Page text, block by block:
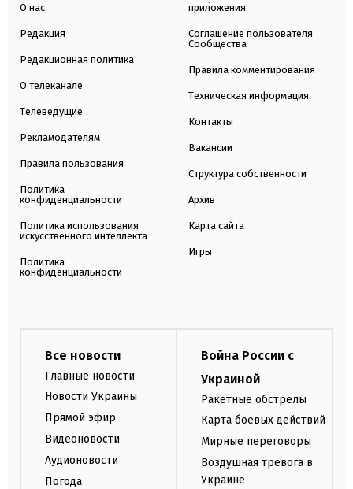
О нас
Редакция
Редакционная политика
О телеканале
Телеведущие
Рекламодателям
Правила пользования
Политика
конфиденциальности
Политика использования
искусственного интеллекта
Политика
конфиденциальности
приложения
Соглашение пользователя
Сообщества
Правила комментирования
Техническая информация
Контакты
Вакансии
Структура собственности
Архив
Карта сайта
Игры
Все новости
Главные новости
Новости Украины
Прямой эфир
Видеоновости
Аудионовости
Погода
Война России с
Украиной
Ракетные обстрелы
Карта боевых действий
Мирные переговоры
Воздушная тревога в
Украине